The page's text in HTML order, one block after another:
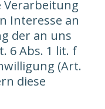
Verarbeitung
Interesse an
der an uns
6 Abs. 1 lit. f
(Art.
diese